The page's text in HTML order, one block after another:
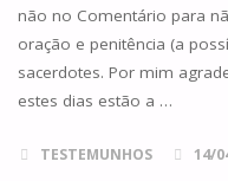
não no Comentário para
oração e penitência (a
sacerdotes. Por mim
estes dias estão a …
TESTEMUNHOS 14/